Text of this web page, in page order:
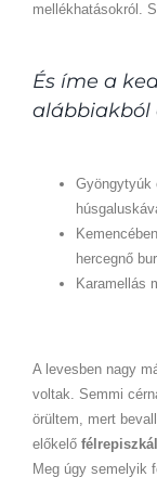
mellékhatásokról.
És íme a
alábbiakból
Gyöngytyúk
hercegnő
Karamellás
A levesben nagy
voltak. Semmi
örültem, mert
előkelő
Meg úgy semelyik